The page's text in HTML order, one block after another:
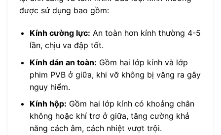
được sử dụng bao gồm:
Kính cường lực: An toàn hơn kính thường 4-5
lần, chịu va đập tốt.
Kính dán an toàn: Gồm hai lớp kính và lớp
phim PVB ở giữa, khi vỡ không bị văng ra gây
nguy hiểm.
Kính hộp: Gồm hai lớp kính có khoảng chân
không hoặc khí trơ ở giữa, tăng cường khả
năng cách âm, cách nhiệt vượt trội.